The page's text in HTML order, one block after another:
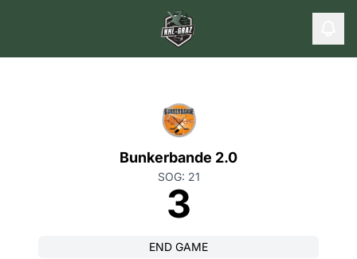
Bunkerbande 2.0
SOG: 21
3
END GAME